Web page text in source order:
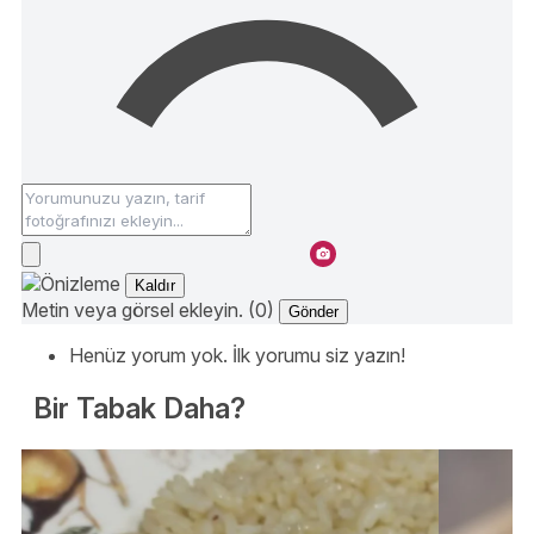
Kaldır
Metin veya görsel ekleyin. (0) Gönder
Henüz yorum yok. İlk yorumu siz yazın!
Bir Tabak Daha?